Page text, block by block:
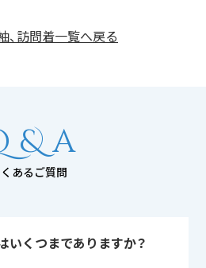
、訪問着一覧へ戻る
& a
あるご質問
いくつまでありますか？